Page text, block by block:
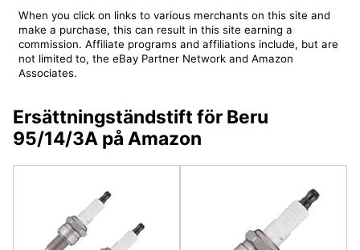
When you click on links to various merchants on this site and
make a purchase, this can result in this site earning a
commission. Affiliate programs and affiliations include, but are
not limited to, the eBay Partner Network and Amazon
Associates.
Ersättningständstift för Beru
95/14/3A på Amazon